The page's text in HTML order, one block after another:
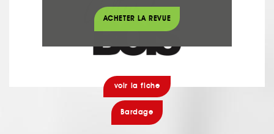
voir la fiche
Bardage
ACHETER LA REVUE